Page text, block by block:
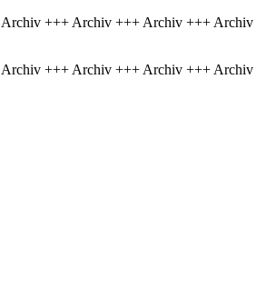
+++ Archiv +++ Archiv +++ Archiv
+++ Archiv +++ Archiv +++ Archiv